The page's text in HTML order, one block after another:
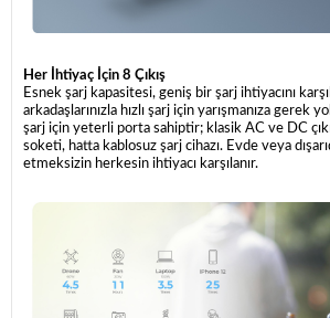
Her İhtiyaç İçin 8 Çıkış
Esnek şarj kapasitesi, geniş bir şarj ihtiyacını
arkadaşlarınızla hızlı şarj için yarışmanıza gerek
şarj için yeterli porta sahiptir; klasik AC ve DC
soketi, hatta kablosuz şarj cihazı. Evde veya
etmeksizin herkesin ihtiyacı karşılanır.